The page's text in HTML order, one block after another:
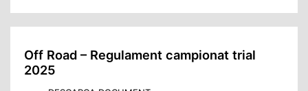
Off Road – Regulament campionat trial
2025